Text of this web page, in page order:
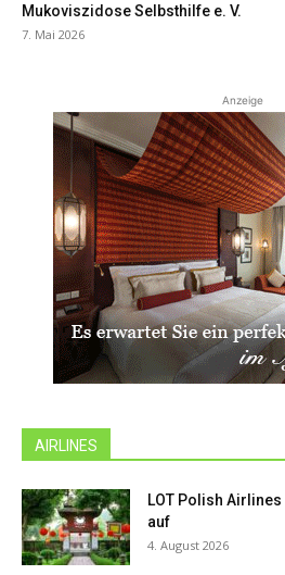
Mukoviszidose Selbsthilfe e. V.
7. Mai 2026
Anzeige
AIRLINES
LOT Polish
auf
4. August 2026